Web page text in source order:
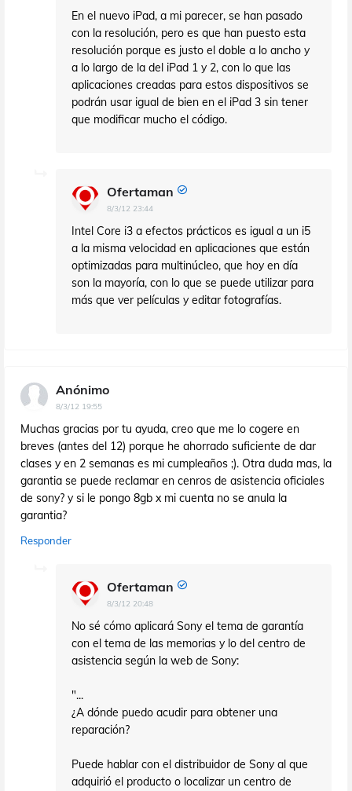
En el nuevo iPad, a mi parecer, se han pasado
con la resolución, pero es que han puesto esta
resolución porque es justo el doble a lo ancho y
a lo largo de la del iPad 1 y 2, con lo que las
aplicaciones creadas para estos dispositivos se
podrán usar igual de bien en el iPad 3 sin tener
que modificar mucho el código.
Ofertaman
8/3/12 23:44
Intel Core i3 a efectos prácticos es igual a un i5
a la misma velocidad en aplicaciones que están
optimizadas para multinúcleo, que hoy en día
son la mayoría, con lo que se puede utilizar para
más que ver películas y editar fotografías.
Anónimo
8/3/12 19:55
Muchas gracias por tu ayuda, creo que me lo cogere en
breves (antes del 12) porque he ahorrado suficiente de dar
clases y en 2 semanas es mi cumpleaños ;). Otra duda mas, la
garantia se puede reclamar en cenros de asistencia oficiales
de sony? y si le pongo 8gb x mi cuenta no se anula la
garantia?
Responder
Ofertaman
8/3/12 20:48
No sé cómo aplicará Sony el tema de garantía
con el tema de las memorias y lo del centro de
asistencia según la web de Sony:
"...
¿A dónde puedo acudir para obtener una
reparación?
Puede hablar con el distribuidor de Sony al que
adquirió el producto o localizar un centro de